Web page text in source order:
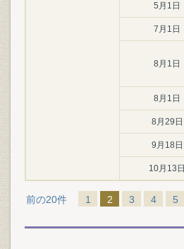
5月1日
7月1日
8月1日
8月1日
8月29日
9月18日
10月13日
前の20件 1 2 3 4 5